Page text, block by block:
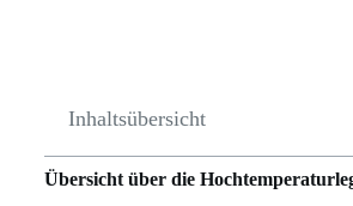
Inhaltsübersicht
Übersicht über die